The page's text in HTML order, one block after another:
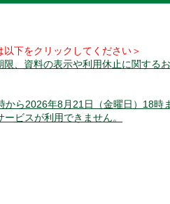
下をクリックしてください＞
限、資料の表示や利用休止に関する
から2026年8月21日（金曜日）18時
ビスが利用できません。